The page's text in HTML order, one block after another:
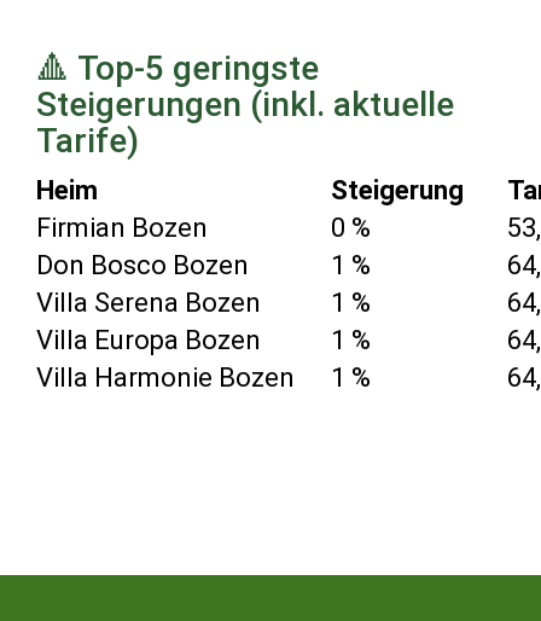
🔺 Top-5 geringste
Steigerungen (inkl. aktuelle
Tarife)
Heim Steigerung
Firmian Bozen
0 %
Don Bosco Bozen
1 %
Villa Serena Bozen
1 %
Villa Europa Bozen
1 %
Villa Harmonie Bozen
1 %